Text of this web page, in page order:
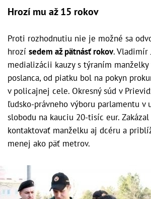
Hrozí mu až 15 rokov
Proti rozhodnutiu nie je možné sa
hrozí sedem až pätnásť rokov. Vladimír
medializácii kauzy s týraním
poslanca, od piatku bol na pokyn
v policajnej cele. Okresný súd v
ľudsko-právneho výboru parlamentu v
slobodu na kauciu 20-tisíc eur.
kontaktovať manželku aj dcéru a
menej ako päť metrov.